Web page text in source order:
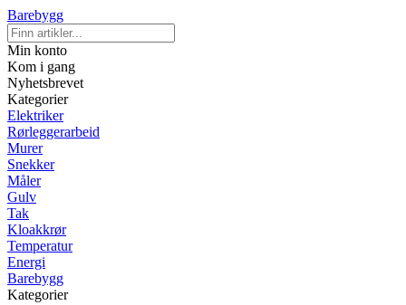
Barebygg
Min konto
Kom i gang
Nyhetsbrevet
Kategorier
Elektriker
Rørleggerarbeid
Murer
Snekker
Måler
Gulv
Tak
Kloakkrør
Temperatur
Energi
Barebygg
Kategorier